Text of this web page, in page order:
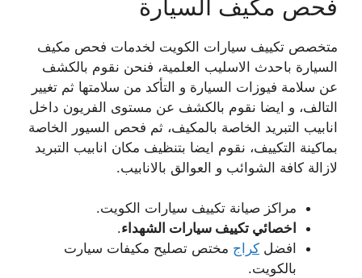
فحص مكيف السيارة
متخصص تكييف سيارات الكويت لخدمات فحص مكيف
السيارة باحدث الاسليب العلمية، فنحن نقوم بالكشف
عن سلامة فيوزات السيارة و التأكد من سلامتها ثم تغيير
التالف، و ايضا نقوم بالكشف عن مستوى الفريون داخل
انابيب التبريد الخاصة بالمكيف، ثم فحص السيور الخاصة
بماكينة التكييف، نقوم ايضا بتنظيف مكان انابيب التبريد
لازالة كافة الشوائب و العوالق بالانابيب.
مراكز صيانة تكييف سيارات الكويت.
اخصائي تكييف سيارات الشهداء.
افضل كراج مختص تصليح مكيفات سيارت
بالكويت.